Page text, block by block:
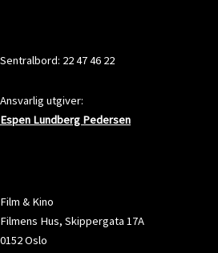
Sentralbord: 22 47 46 22
Ansvarlig utgiver:
Espen Lundberg Pedersen
Film & Kino
Filmens Hus, Skippergata 17A
0152 Oslo